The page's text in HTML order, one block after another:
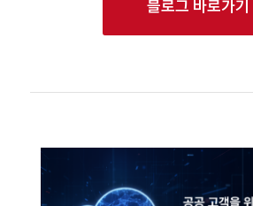
블로그 바로가기